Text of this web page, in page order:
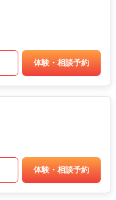
体験・相談予約
体験・相談予約